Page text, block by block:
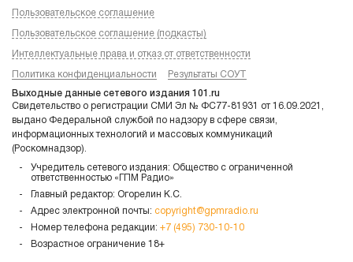
Пользовательское соглашение
Пользовательское соглашение (подкасты)
Интеллектуальные права и отказ от ответственности
Политика конфиденциальности Результаты СОУТ
Выходные данные сетевого издания 101.ru
Свидетельство о регистрации СМИ Эл № ФС77-81931 от 16.09.2021,
выдано Федеральной службой по надзору в сфере связи,
информационных технологий и массовых коммуникаций
(Роскомнадзор).
Учредитель сетевого издания: Общество с ограниченной
ответственностью «ГПМ Радио»
Главный редактор: Огорелин К.С.
Адрес электронной почты: copyright@gpmradio.ru
Номер телефона редакции: +7 (495) 730-10-10
Возрастное ограничение 18+